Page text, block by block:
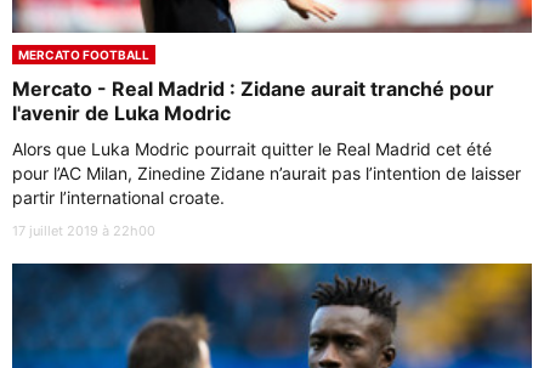
MERCATO FOOTBALL
Mercato - Real Madrid : Zidane aurait tranché pour
l'avenir de Luka Modric
Alors que Luka Modric pourrait quitter le Real Madrid cet été
pour l’AC Milan, Zinedine Zidane n’aurait pas l’intention de laisser
partir l’international croate.
17 juillet 2019 à 22h00